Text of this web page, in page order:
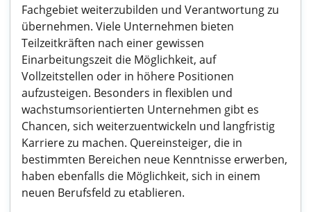
Fachgebiet weiterzubilden und Verantwortung zu
übernehmen. Viele Unternehmen bieten
Teilzeitkräften nach einer gewissen
Einarbeitungszeit die Möglichkeit, auf
Vollzeitstellen oder in höhere Positionen
aufzusteigen. Besonders in flexiblen und
wachstumsorientierten Unternehmen gibt es
Chancen, sich weiterzuentwickeln und langfristig
Karriere zu machen. Quereinsteiger, die in
bestimmten Bereichen neue Kenntnisse erwerben,
haben ebenfalls die Möglichkeit, sich in einem
neuen Berufsfeld zu etablieren.